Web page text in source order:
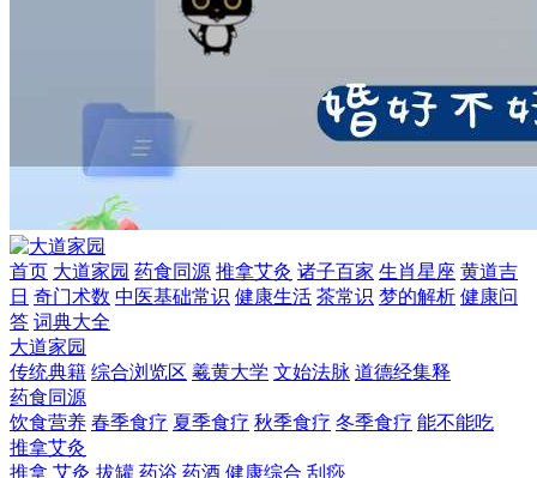
首页 大道家园 药食同源 推拿艾灸 诸子百家 生肖星座 黄道吉
日 奇门术数 中医基础常识 健康生活 茶常识 梦的解析 健康问
答 词典大全
大道家园
传统典籍 综合浏览区 羲黄大学 文始法脉 道德经集释
药食同源
饮食营养 春季食疗 夏季食疗 秋季食疗 冬季食疗 能不能吃
推拿艾灸
推拿 艾灸 拔罐 药浴 药酒 健康综合 刮痧